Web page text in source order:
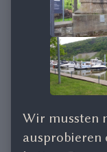
Wir mussten